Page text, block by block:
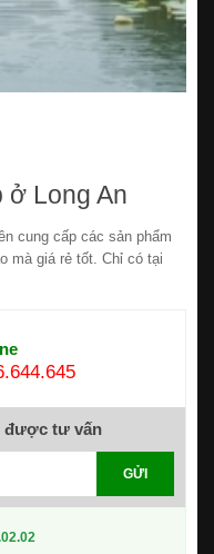
ở Long An
cung cấp các sản phẩm
mà giá rẻ tốt. Chỉ có tại
được tư vấn
GỬI